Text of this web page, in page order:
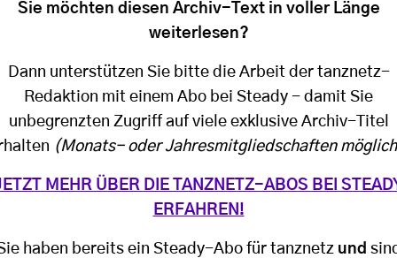
Sie möchten diesen Archiv-Text in voller Länge
weiterlesen?
Dann unterstützen Sie bitte die Arbeit der tanznetz-
Redaktion mit einem Abo bei Steady - damit Sie
unbegrenzten Zugriff auf viele exklusive Archiv-Titel
(Monats- oder Jahresmitgliedschaften
MEHR ÜBER DIE TANZNETZ-ABOS BEI
ERFAHREN!
haben bereits ein Steady-Abo für tanznetz und